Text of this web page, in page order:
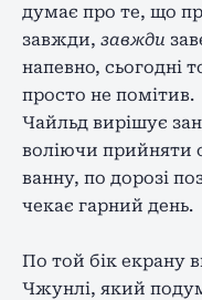
думає про те, що
завжди, завжди
напевно, сьогодні
просто не помітив.
Чайльд вирішує
воліючи прийняти
ванну, по дорозі
чекає гарний день.
По той бік екрану
Чжунлі, який